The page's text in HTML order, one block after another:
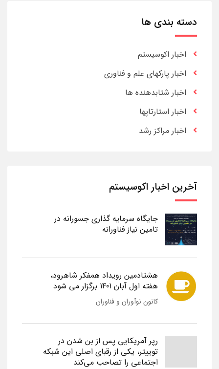
دسته بندی ها
اخبار اکوسیستم
اخبار پارکهای علم و فناوری
اخبار شتابدهنده ها
اخبار استارتاپها
اخبار مراکز رشد
آخرین اخبار اکوسیستم
جایگاه سرمایه گذاری جسورانه در
تامین نیاز فناورانه
هشتادمین رویداد همفکر شاهرود،
هفته اول آبان 1401 برگزار می شود
کانون نوآوران و فناوران
رپر آمریکایی پس از بن شدن در
توییتر، یکی از رقبای اصلی این شبکه
اجتماعی را تصاحب می‌کند